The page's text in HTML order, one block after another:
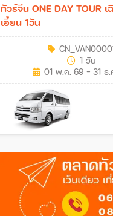
ทัวร์จีน ONE DAY TOUR เ
เอี้ยน 1วัน
1 วัน
01 พ.ค. 69 - 31 ธ.